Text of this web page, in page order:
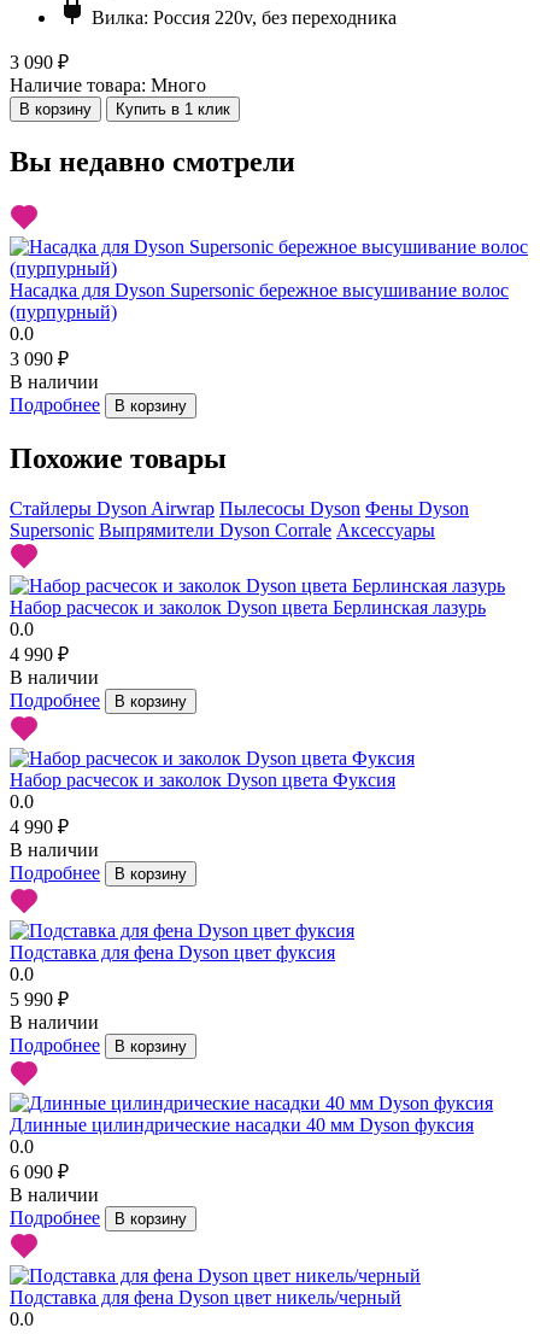
Вилка: Россия 220v, без переходника
3 090 ₽
Наличие товара: Много
В корзину Купить в 1 клик
Вы недавно смотрели
Насадка для Dyson Supersonic бережное высушивание волос
(пурпурный)
0.0
3 090 ₽
В наличии
Подробнее
В корзину
Похожие товары
Стайлеры Dyson Airwrap Пылесосы Dyson Фены Dyson
Supersonic Выпрямители Dyson Corrale Аксессуары
Набор расчесок и заколок Dyson цвета Берлинская лазурь
0.0
4 990 ₽
В наличии
Подробнее
В корзину
Набор расчесок и заколок Dyson цвета Фуксия
0.0
4 990 ₽
В наличии
Подробнее
В корзину
Подставка для фена Dyson цвет фуксия
0.0
5 990 ₽
В наличии
Подробнее
В корзину
Длинные цилиндрические насадки 40 мм Dyson фуксия
0.0
6 090 ₽
В наличии
Подробнее
В корзину
Подставка для фена Dyson цвет никель/черный
0.0